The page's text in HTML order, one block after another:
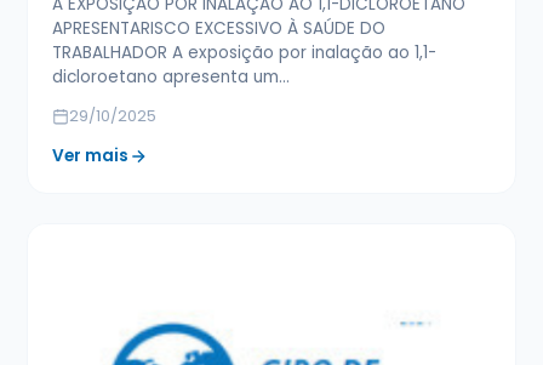
A EXPOSIÇÃO POR INALAÇÃO AO 1,1-DICLOROETANO
APRESENTARISCO EXCESSIVO À SAÚDE DO
TRABALHADOR A exposição por inalação ao 1,1-
dicloroetano apresenta um…
29/10/2025
Ver mais